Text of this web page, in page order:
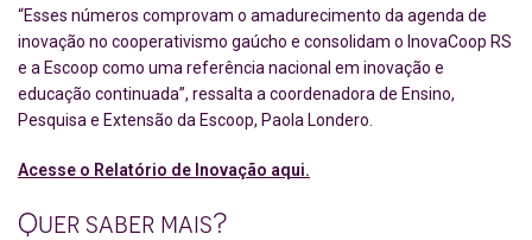
“Esses números comprovam o amadurecimento da agenda de
inovação no cooperativismo gaúcho e consolidam o InovaCoop RS
e a Escoop como uma referência nacional em inovação e
educação continuada”, ressalta a coordenadora de Ensino,
Pesquisa e Extensão da Escoop, Paola Londero.
Acesse o Relatório de Inovação aqui.
Quer saber mais?